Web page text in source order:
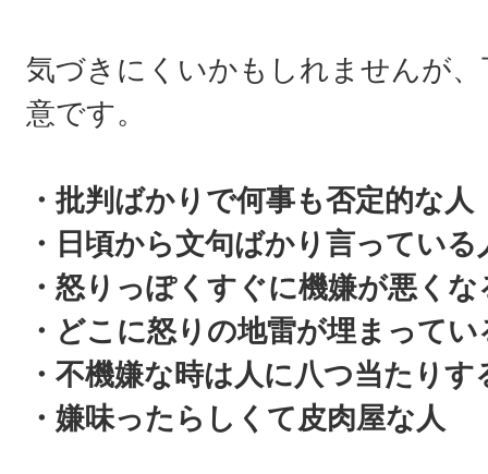
気づきにくいかもしれませんが
意です。
・批判ばかりで何事も否定的な人
・日頃から文句ばかり言っている
・怒りっぽくすぐに機嫌が悪くな
・どこに怒りの地雷が埋まって
・不機嫌な時は人に八つ当たりす
・嫌味ったらしくて皮肉屋な人